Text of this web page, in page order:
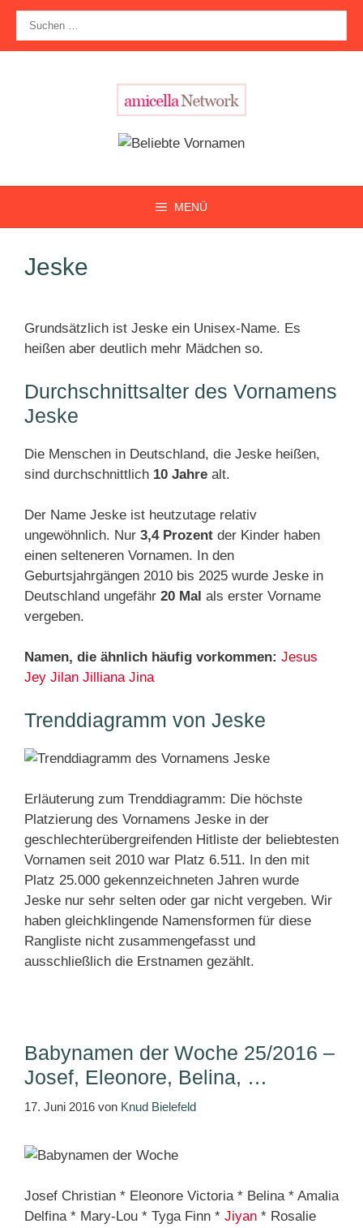
Zum
Inhalt
springen
nach:
MENÜ
Jeske
Grundsätzlich ist Jeske ein Unisex-Name. Es
heißen aber deutlich mehr Mädchen so.
Durchschnittsalter des Vornamens
Jeske
Die Menschen in Deutschland, die Jeske heißen,
sind durchschnittlich 10 Jahre alt.
Der Name Jeske ist heutzutage relativ
ungewöhnlich. Nur 3,4 Prozent der Kinder haben
einen selteneren Vornamen. In den
Geburtsjahrgängen 2010 bis 2025 wurde Jeske in
Deutschland ungefähr 20 Mal als erster Vorname
vergeben.
Namen, die ähnlich häufig vorkommen: Jesus
Jey Jilan Jilliana Jina
Trenddiagramm von Jeske
Erläuterung zum Trenddiagramm: Die höchste
Platzierung des Vornamens Jeske in der
geschlechterübergreifenden Hitliste der beliebtesten
Vornamen seit 2010 war Platz 6.511. In den mit
Platz 25.000 gekennzeichneten Jahren wurde
Jeske nur sehr selten oder gar nicht vergeben. Wir
haben gleichklingende Namensformen für diese
Rangliste nicht zusammengefasst und
ausschließlich die Erstnamen gezählt.
Babynamen der Woche 25/2016 –
Josef, Eleonore, Belina, …
17. Juni 2016 von Knud Bielefeld
Josef Christian * Eleonore Victoria * Belina * Amalia
Delfina * Mary-Lou * Tyga Finn * Jiyan * Rosalie